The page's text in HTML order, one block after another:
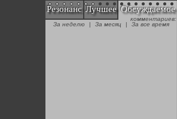
"Аркадий Коц" на
эгалите-фесте "Не
Резонанс Лучшее Обсуждаемое
комментариев:
За неделю
| За месяц | За все время